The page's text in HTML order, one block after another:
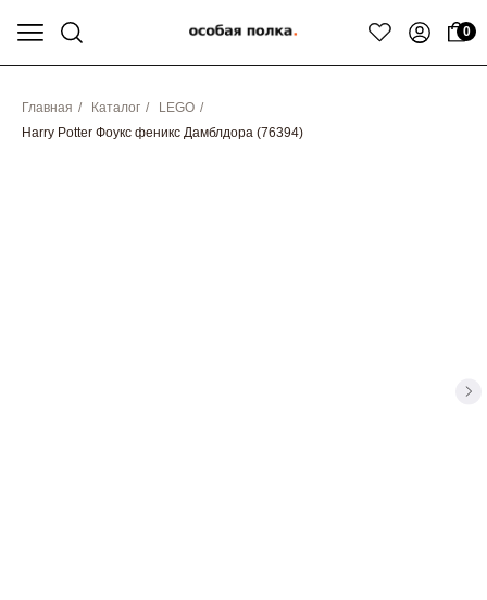
0
Главная / Каталог / LEGO /
Harry Potter Фоукс феникс Дамблдора (76394)